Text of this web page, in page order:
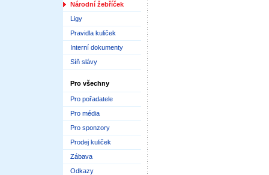
Národní žebříček
Ligy
Pravidla kuliček
Interní dokumenty
Síň slávy
Pro všechny
Pro pořadatele
Pro média
Pro sponzory
Prodej kuliček
Zábava
Odkazy